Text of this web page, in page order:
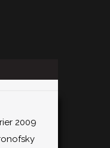
2009